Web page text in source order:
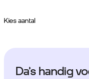
Kies aantal
Da’s handig